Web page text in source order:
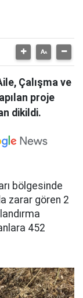
Çalışma ve
proje
dikildi.
bölgesinde
zarar gören 2
452